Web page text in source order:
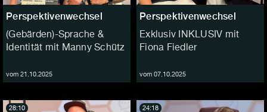
Perspektivenwechsel
(Gebärden)-Sprache &
Identität mit Manny Schütz
vom 21.10.2025
Perspektivenwechsel
Exklusiv INKLUSIV mit
Fiona Fiedler
vom 07.10.2025
28:10 24:18